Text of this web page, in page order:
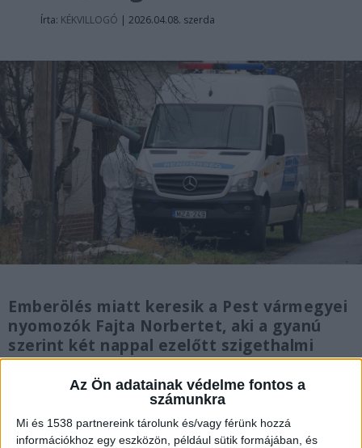
Az Ön adatainak védelme fontos a
számunkra
Mi és 1538 partnereink tárolunk és/vagy férünk hozzá
információkhoz egy eszközön, például sütik formájában, és
Írta: KÉKVILLOGÓ | 2026.04.08. szerda
Emberölés miatt keresik a Pest vármegyei
nyomozók Fajta Norbertet, aki a gyanú
szerint két nappal ezelőtt szigethalmi
otthonukban bántalmazta feleségét. A 37
éves nő elhunyt. A 41 éves férfit körözi a
rendőrség. Ha látta, tudja, hogy jelenleg
hol tartózkodik, hívja a rendőrséget!